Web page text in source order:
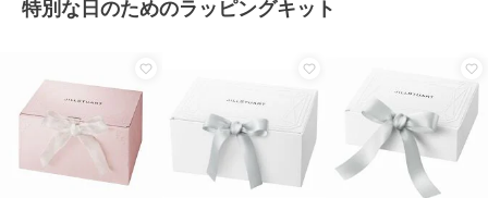
特別な日のためのラッピングキット